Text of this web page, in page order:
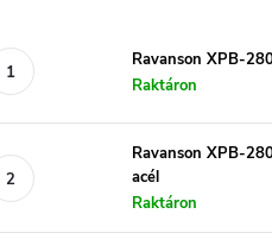
Ravanson XPB-
Raktáron
Ravanson XPB-
acél
Raktáron